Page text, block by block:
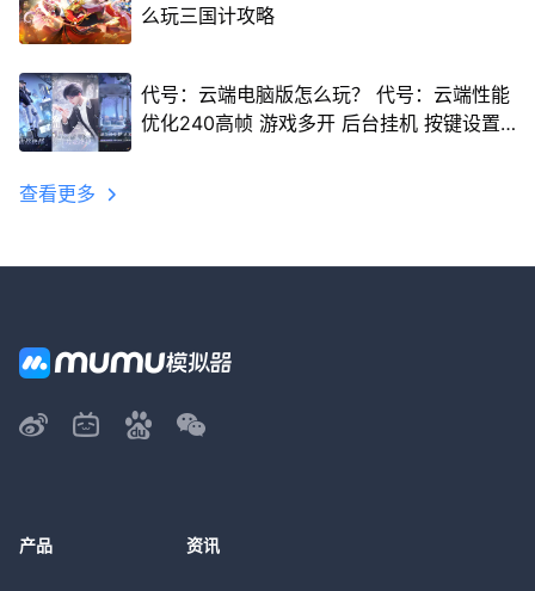
么玩三国计攻略
代号：云端电脑版怎么玩？ 代号：云端性能
优化240高帧 游戏多开 后台挂机 按键设置
查看更多
产品 资讯